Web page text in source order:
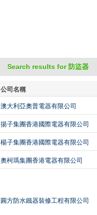
Search results for 防盜器
公司名稱
澳大利亞奧普電器有限公司
揚子集團香港國際電器有限公司
楊子集團香港國際電器有限公司
奧柯瑪集團香港電器有限公司
圓方防水鐵器裝修工程有限公司